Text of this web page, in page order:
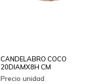
CANDELABRO COCO
20DIAMX8H CM